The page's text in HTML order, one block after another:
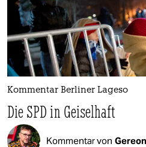
Kommentar Berliner Lageso
Die SPD in Geiselhaft
Kommentar von